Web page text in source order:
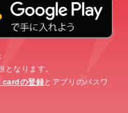
となります。
の登録とアプリのパスワ